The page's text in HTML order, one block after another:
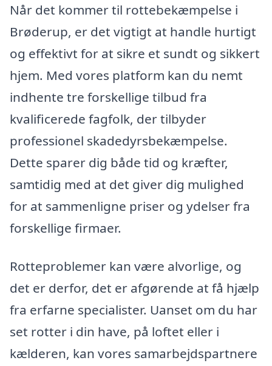
Når det kommer til rottebekæmpelse i
Brøderup, er det vigtigt at handle hurtigt
og effektivt for at sikre et sundt og sikkert
hjem. Med vores platform kan du nemt
indhente tre forskellige tilbud fra
kvalificerede fagfolk, der tilbyder
professionel skadedyrsbekæmpelse.
Dette sparer dig både tid og kræfter,
samtidig med at det giver dig mulighed
for at sammenligne priser og ydelser fra
forskellige firmaer.
Rotteproblemer kan være alvorlige, og
det er derfor, det er afgørende at få hjælp
fra erfarne specialister. Uanset om du har
set rotter i din have, på loftet eller i
kælderen, kan vores samarbejdspartnere